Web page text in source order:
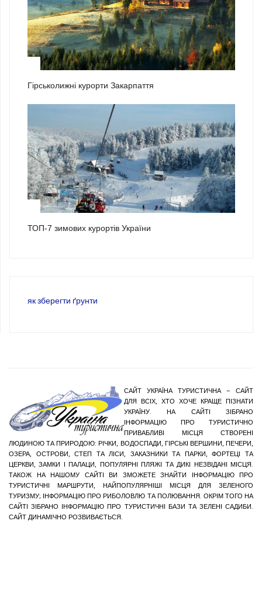
Гірськолижні курорти Закарпаття
ТОП-7 зимових курортів України
як зберегти ґрунти
САЙТ УКРАЇНА ТУРИСТИЧНА – САЙТ
ДЛЯ ВСІХ, ХТО ХОЧЕ КРАЩЕ ПІЗНАТИ
УКРАЇНУ. НА САЙТІ ЗІБРАНО
ІНФОРМАЦІЮ ПРО ТУРИСТИЧНО
ПРИВАБЛИВІ МІСЦЯ СТВОРЕНІ
ЛЮДИНОЮ ТА ПРИРОДОЮ: РІЧКИ, ВОДОСПАДИ, ГІРСЬКІ ВЕРШИНИ, ПЕЧЕРИ,
ОЗЕРА, ОСТРОВИ, СТЕП ТА ЛІСИ, ЗАКАЗНИКИ ТА ПАРКИ, ФОРТЕЦІ ТА
ЦЕРКВИ, ЗАМКИ І ПАЛАЦИ, ПОПУЛЯРНІ ПЛЯЖІ ТА ДИКІ НЕЗВІДАНІ МІСЦЯ.
ТАКОЖ НА НАШОМУ САЙТІ ВИ ЗМОЖЕТЕ ЗНАЙТИ ІНФОРМАЦІЮ ПРО
ТУРИСТИЧНІ МАРШРУТИ, НАЙПОПУЛЯРНІШІ МІСЦЯ ДЛЯ ЗЕЛЕНОГО
ТУРИЗМУ; ІНФОРМАЦІЮ ПРО РИБОЛОВЛЮ ТА ПОЛЮВАННЯ. ОКРІМ ТОГО НА
САЙТІ ЗІБРАНО ІНФОРМАЦІЮ ПРО ТУРИСТИЧНІ БАЗИ ТА ЗЕЛЕНІ САДИБИ.
САЙТ ДИНАМІЧНО РОЗВИВАЄТЬСЯ.